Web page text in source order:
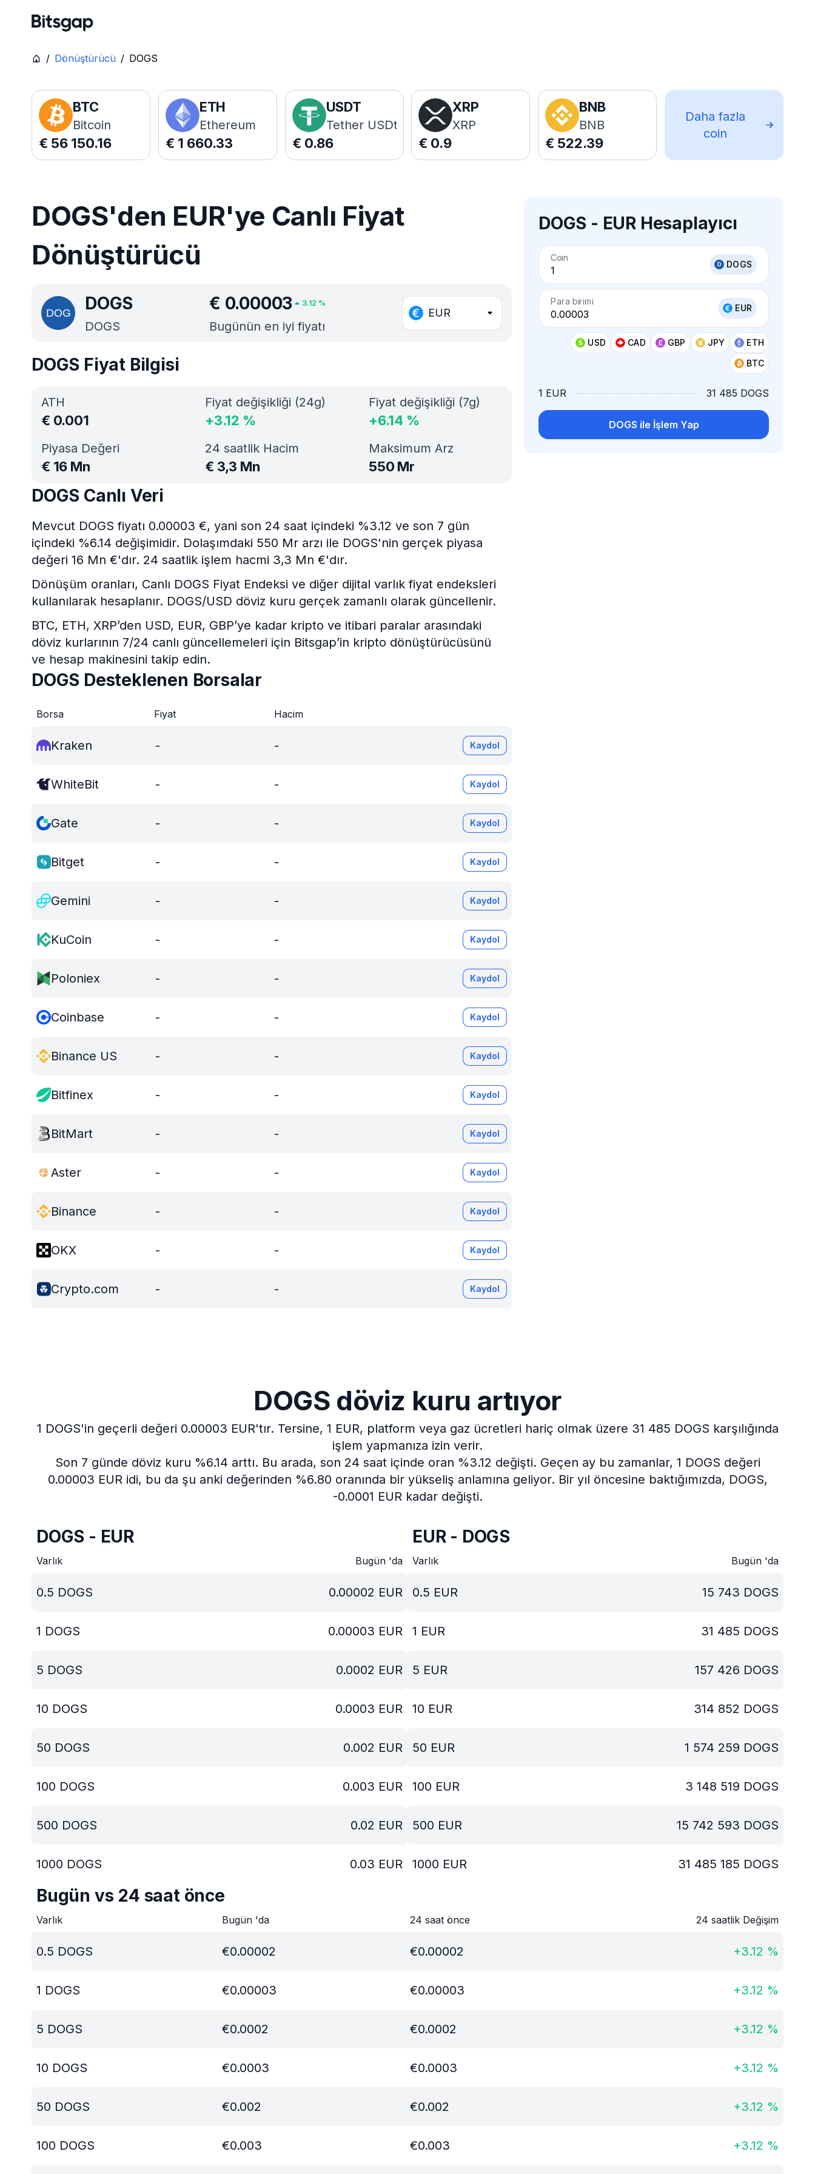
/ Dönüştürücü / DOGS
BTC
Bitcoin
€ 56 150.16
ETH
Ethereum
€ 1 660.33
USDT
Tether USDt
€ 0.86
XRP
XRP
€ 0.9
BNB
BNB
€ 522.39
Daha fazla
coin
DOGS'den EUR'ye Canlı Fiyat
Dönüştürücü
DOGS
DOGS
€ 0.00003 3.12 %
Bugünün en iyi fiyatı
EUR
DOGS - EUR Hesaplayıcı
Coin
DOGS
Para birimi
EUR
USD CAD GBP JPY
ETH
BTC
1 EUR 31 485 DOGS
DOGS ile İşlem Yap
DOGS Fiyat Bilgisi
ATH
€ 0.001
Piyasa Değeri
€ 16 Mn
Fiyat değişikliği (24g)
+3.12 %
Fiyat değişikliği (7g)
+6.14 %
24 saatlik Hacim
€ 3,3 Mn
Maksimum Arz
550 Mr
DOGS Canlı Veri
Mevcut DOGS fiyatı 0.00003 €, yani son 24 saat içindeki %3.12 ve son 7 gün
içindeki %6.14 değişimidir. Dolaşımdaki 550 Mr arzı ile DOGS'nin gerçek piyasa
değeri 16 Mn €'dır. 24 saatlik işlem hacmi 3,3 Mn €'dır.
Dönüşüm oranları, Canlı DOGS Fiyat Endeksi ve diğer dijital varlık fiyat endeksleri
kullanılarak hesaplanır. DOGS/USD döviz kuru gerçek zamanlı olarak güncellenir.
BTC, ETH, XRP’den USD, EUR, GBP’ye kadar kripto ve itibari paralar arasındaki
döviz kurlarının 7/24 canlı güncellemeleri için Bitsgap’in kripto dönüştürücüsünü
ve hesap makinesini takip edin.
DOGS Desteklenen Borsalar
Borsa Fiyat Hacim
Kraken - - Kaydol
WhiteBit - - Kaydol
Gate - - Kaydol
Bitget - - Kaydol
Gemini - - Kaydol
KuCoin - - Kaydol
Poloniex - - Kaydol
Coinbase - - Kaydol
Binance US - - Kaydol
Bitfinex - - Kaydol
BitMart - - Kaydol
Aster - - Kaydol
Binance - - Kaydol
OKX - - Kaydol
Crypto.com - - Kaydol
DOGS döviz kuru artıyor
1 DOGS'in geçerli değeri 0.00003 EUR'tır. Tersine, 1 EUR, platform veya gaz ücretleri hariç olmak üzere 31 485 DOGS karşılığında
işlem yapmanıza izin verir.
Son 7 günde döviz kuru %6.14 arttı. Bu arada, son 24 saat içinde oran %3.12 değişti. Geçen ay bu zamanlar, 1 DOGS değeri
0.00003 EUR idi, bu da şu anki değerinden %6.80 oranında bir yükseliş anlamına geliyor. Bir yıl öncesine baktığımızda, DOGS,
-0.0001 EUR kadar değişti.
DOGS - EUR
Varlık Bugün 'da
0.5 DOGS 0.00002 EUR
1 DOGS 0.00003 EUR
5 DOGS 0.0002 EUR
10 DOGS 0.0003 EUR
50 DOGS 0.002 EUR
100 DOGS 0.003 EUR
500 DOGS 0.02 EUR
1000 DOGS 0.03 EUR
EUR - DOGS
Varlık Bugün 'da
0.5 EUR 15 743 DOGS
1 EUR 31 485 DOGS
5 EUR 157 426 DOGS
10 EUR 314 852 DOGS
50 EUR 1 574 259 DOGS
100 EUR 3 148 519 DOGS
500 EUR 15 742 593 DOGS
1000 EUR 31 485 185 DOGS
Bugün vs 24 saat önce
Varlık Bugün 'da 24 saat önce 24 saatlik Değişim
0.5 DOGS €0.00002 €0.00002 +3.12 %
1 DOGS €0.00003 €0.00003 +3.12 %
5 DOGS €0.0002 €0.0002 +3.12 %
10 DOGS €0.0003 €0.0003 +3.12 %
50 DOGS €0.002 €0.002 +3.12 %
100 DOGS €0.003 €0.003 +3.12 %